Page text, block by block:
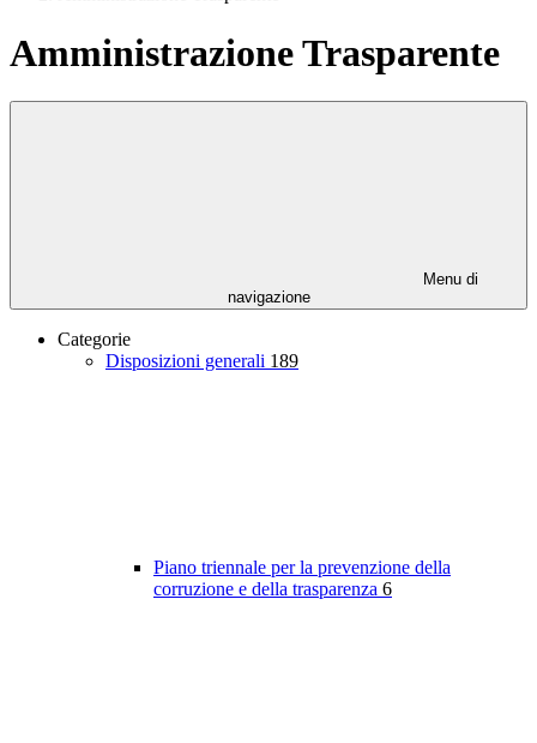
Amministrazione Trasparente
Menu di
navigazione
Categorie
Disposizioni generali 189
Piano triennale per la prevenzione della
corruzione e della trasparenza 6